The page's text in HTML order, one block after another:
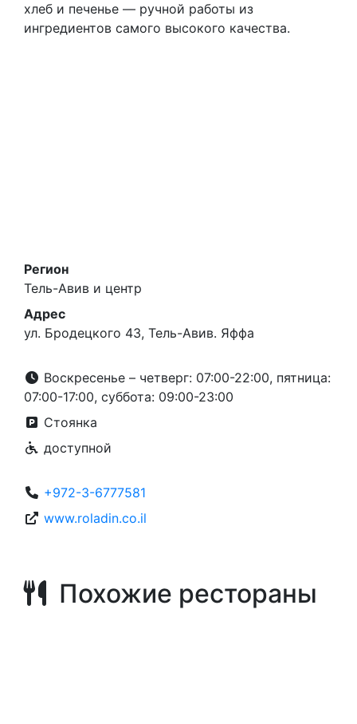
хлеб и печенье — ручной работы из
ингредиентов самого высокого качества.
Регион
Тель-Авив и центр
Адрес
ул. Бродецкого 43, Тель-Авив. Яффа
Воскресенье – четверг: 07:00-22:00, пятница:
07:00-17:00, суббота: 09:00-23:00
Стоянка
доступной
+972-3-6777581
www.roladin.co.il
Похожие рестораны